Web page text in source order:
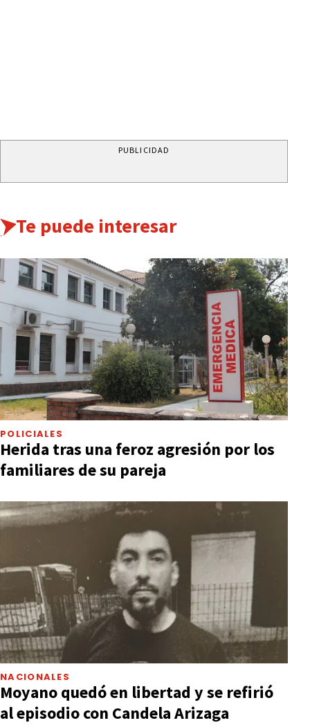
PUBLICIDAD
Te puede interesar
POLICIALES
Herida tras una feroz agresión por los
familiares de su pareja
NACIONALES
Moyano quedó en libertad y se refirió
al episodio con Candela Arizaga